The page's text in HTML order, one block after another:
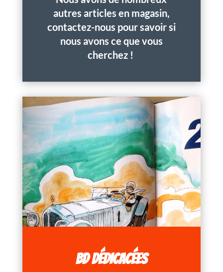
autres articles en magasin,
contactez-nous pour savoir si
nous avons ce que vous
cherchez !
BD DÉDICACÉES